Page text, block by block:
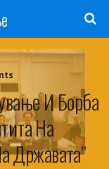
И Борба
На
Државата”